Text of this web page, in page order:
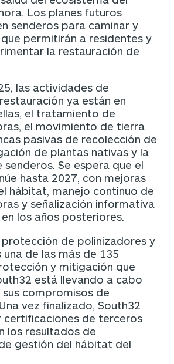
Los planes futuros
senderos para caminar y
permitirán a residentes y
la restauración de
las actividades de
ya están en
el tratamiento de
el movimiento de tierra
pasivas de recolección de
de plantas nativas y la
senderos. Se espera que el
hasta 2027, con mejoras
hábitat, manejo continuo de
y señalización informativa
los años posteriores.
de polinizadores y
de las más de 135
y mitigación que
está llevando a cabo
compromisos de
vez finalizado, South32
certificaciones de terceros
los resultados de
gestión del hábitat del